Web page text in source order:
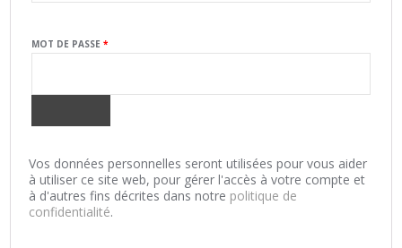
MOT DE PASSE*OBLIGATOIRE
Vos données personnelles seront utilisées pour vous aider
à utiliser ce site web, pour gérer l'accès à votre compte et
à d'autres fins décrites dans notre politique de
confidentialité.